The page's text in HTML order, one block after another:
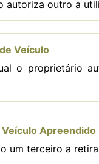
autoriza outro a
Veículo
o proprietário
Apreendido
um terceiro a